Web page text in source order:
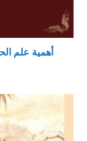
أهمية علم